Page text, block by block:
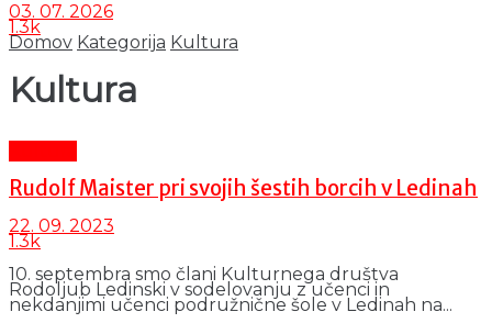
03. 07. 2026
1.3k
Domov Kategorija Kultura
Kultura
Rudolf Maister pri svojih šestih borcih v Ledinah
22. 09. 2023
1.3k
10. septembra smo člani Kulturnega društva
Rodoljub Ledinski v sodelovanju z učenci in
nekdanjimi učenci podružnične šole v Ledinah na...